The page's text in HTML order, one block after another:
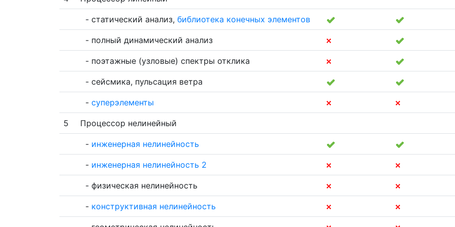
- статический анализ, библиотека конечных элементов
- полный динамический анализ
- поэтажные (узловые) спектры отклика
- сейсмика, пульсация ветра
- суперэлементы
Процессор нелинейный
- инженерная нелинейность
- инженерная нелинейность 2
- физическая нелинейность
- конструктивная нелинейность